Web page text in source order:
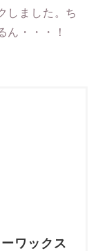
しました。ち
ん・・・！
ワックス